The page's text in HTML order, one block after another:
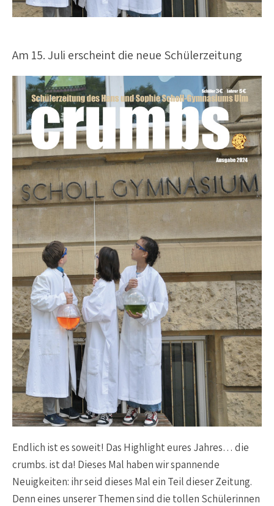
Am 15. Juli erscheint die neue Schülerzeitung
Endlich ist es soweit! Das Highlight eures Jahres… die
crumbs. ist da! Dieses Mal haben wir spannende
Neuigkeiten: ihr seid dieses Mal ein Teil dieser Zeitung.
Denn eines unserer Themen sind die tollen Schülerinnen